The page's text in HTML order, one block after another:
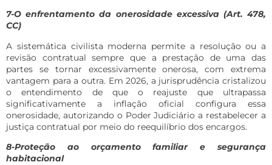
7-O enfrentamento da onerosidade excessiva (Art. 478,
CC)
A sistemática civilista moderna permite a resolução ou a
revisão contratual sempre que a prestação de uma das
partes se tornar excessivamente onerosa, com extrema
vantagem para a outra. Em 2026, a jurisprudência cristalizou
o entendimento de que o reajuste que ultrapassa
significativamente a inflação oficial configura essa
onerosidade, autorizando o Poder Judiciário a restabelecer a
justiça contratual por meio do reequilíbrio dos encargos.
8-Proteção ao orçamento familiar e segurança
habitacional